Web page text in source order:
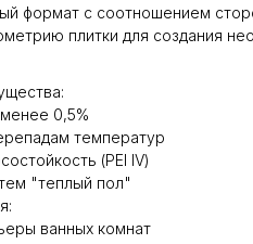
формат с соотношением
плитки для создания
0,5%
температур
(PEI IV)
"теплый пол"
ванных комнат